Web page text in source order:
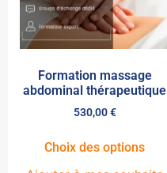
Formation massage
abdominal thérapeutique
530,00€
Choix des options